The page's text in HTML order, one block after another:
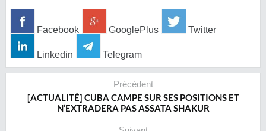
Facebook GooglePlus Twitter
Linkedin Telegram
Précédent
[ACTUALITÉ] CUBA CAMPE SUR SES POSITIONS ET
N’EXTRADERA PAS ASSATA SHAKUR